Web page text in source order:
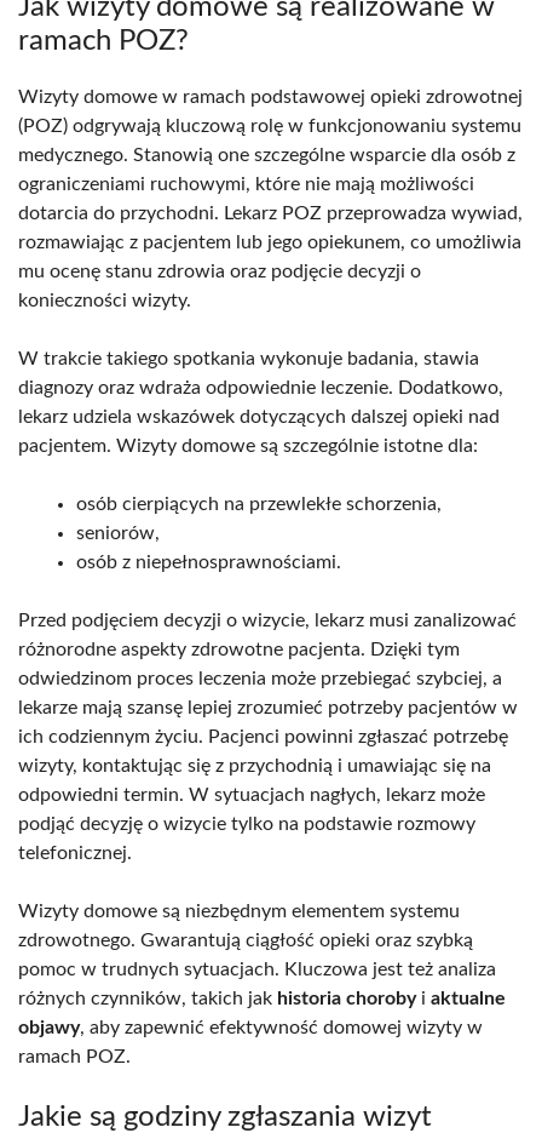
Jak wizyty domowe są realizowane w
ramach POZ?
Wizyty domowe w ramach podstawowej opieki zdrowotnej
(POZ) odgrywają kluczową rolę w funkcjonowaniu systemu
medycznego. Stanowią one szczególne wsparcie dla osób z
ograniczeniami ruchowymi, które nie mają możliwości
dotarcia do przychodni. Lekarz POZ przeprowadza wywiad,
rozmawiając z pacjentem lub jego opiekunem, co umożliwia
mu ocenę stanu zdrowia oraz podjęcie decyzji o
konieczności wizyty.
W trakcie takiego spotkania wykonuje badania, stawia
diagnozy oraz wdraża odpowiednie leczenie. Dodatkowo,
lekarz udziela wskazówek dotyczących dalszej opieki nad
pacjentem. Wizyty domowe są szczególnie istotne dla:
osób cierpiących na przewlekłe schorzenia,
seniorów,
osób z niepełnosprawnościami.
Przed podjęciem decyzji o wizycie, lekarz musi zanalizować
różnorodne aspekty zdrowotne pacjenta. Dzięki tym
odwiedzinom proces leczenia może przebiegać szybciej, a
lekarze mają szansę lepiej zrozumieć potrzeby pacjentów w
ich codziennym życiu. Pacjenci powinni zgłaszać potrzebę
wizyty, kontaktując się z przychodnią i umawiając się na
odpowiedni termin. W sytuacjach nagłych, lekarz może
podjąć decyzję o wizycie tylko na podstawie rozmowy
telefonicznej.
Wizyty domowe są niezbędnym elementem systemu
zdrowotnego. Gwarantują ciągłość opieki oraz szybką
pomoc w trudnych sytuacjach. Kluczowa jest też analiza
różnych czynników, takich jak historia chorobyi aktualne
objawy, aby zapewnić efektywność domowej wizyty w
ramach POZ.
Jakie są godziny zgłaszania wizyt